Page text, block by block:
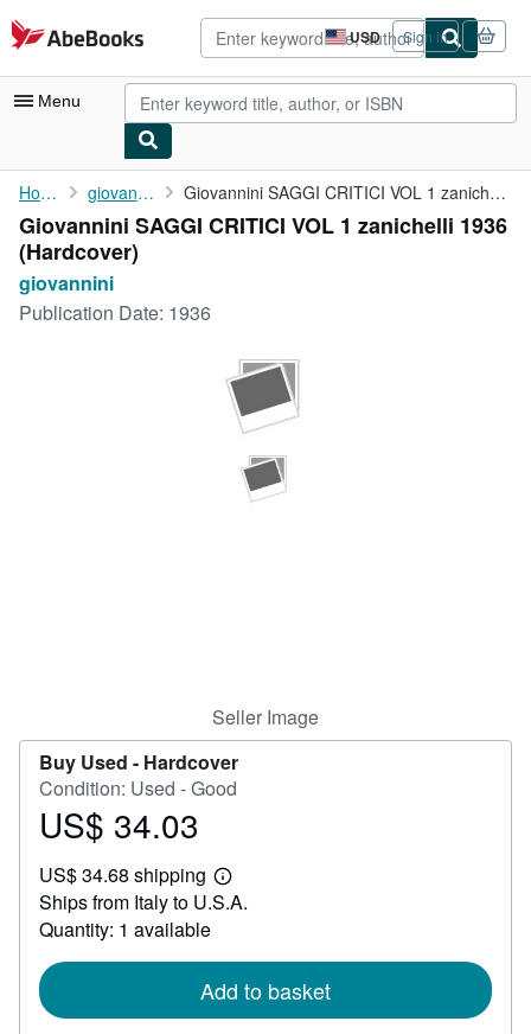
Skip to main content
AbeBooks.com USD
Site
shopping
preferences
Sign in
Menu
My Account
My Purchases
Advanced Search
Browse Collections
Home giovannini Giovannini SAGGI CRITICI VOL 1 zanichelli 1936
Giovannini SAGGI CRITICI VOL 1 zanichelli 1936
(Hardcover)
giovannini
Publication Date: 1936
Seller Image
Buy Used - Hardcover
Condition: Used - Good
Price
34.03
US$ 34.03
US$ 34.68 shipping
Learn
more
Ships from Italy to U.S.A.
Quantity: 1 available
Add to basket